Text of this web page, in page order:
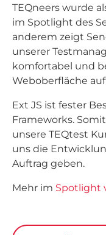
TEQneers wurde
im Spotlight des
anderem zeigt
unserer
komfortabel und
Weboberfläche
Ext JS ist fester
Frameworks.
unsere TEQtest
uns die
Auftrag geben.
Mehr im Spotlight